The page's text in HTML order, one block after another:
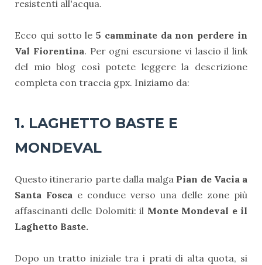
resistenti all'acqua.
Ecco qui sotto le5 camminate da non perdere in
Val Fiorentina. Per ogni escursione vi lascio il link
del mio blog così potete leggere la descrizione
completa con traccia gpx. Iniziamo da:
1. LAGHETTO BASTE E
MONDEVAL
Questo itinerario parte dalla malga Pian de Vacia a
Santa Fosca e conduce verso una delle zone più
affascinanti delle Dolomiti: il Monte Mondeval e il
Laghetto Baste.
Dopo un tratto iniziale tra i prati di alta quota, si